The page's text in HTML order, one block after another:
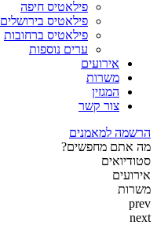
פילאטיס חיפה
פילאטיס בירושלים
פילאטיס ברחובות
ערים נוספות
אירועים
משרות
המגזין
צור קשר
הרשמה למאמנים
מה אתם מחפשים?
סטודיואים
אירועים
משרות
prev
next